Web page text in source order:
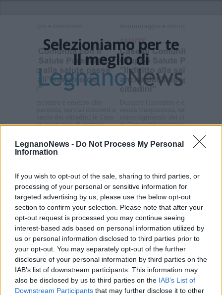
LegnanoNews - Do Not Process My Personal
Information
If you wish to opt-out of the sale, sharing to third parties, or
processing of your personal or sensitive information for
targeted advertising by us, please use the below opt-out
section to confirm your selection. Please note that after your
opt-out request is processed you may continue seeing
interest-based ads based on personal information utilized by
us or personal information disclosed to third parties prior to
your opt-out. You may separately opt-out of the further
disclosure of your personal information by third parties on the
IAB’s list of downstream participants. This information may
also be disclosed by us to third parties on the IAB’s List of
Downstream Participants that may further disclose it to other
Selezioniamo per te
Il meglio di
newsletter
Accedioregistratiper commentare questo
articolo.
L'email è richiesta ma non verrà mostrata ai visitatori. Il contenuto di questo
commento esprime il pensiero dell'autore e non rappresenta la linea editoriale
di VareseNews.it, che rimane autonoma e indipendente. I messaggi inclusi nei
commenti non sono testi giornalistici, ma post inviati dai singoli lettori che
possono essere automaticamente pubblicati senza filtro preventivo. I commenti
che includano uno o più link a siti esterni verranno rimossi in automatico dal
sistema.